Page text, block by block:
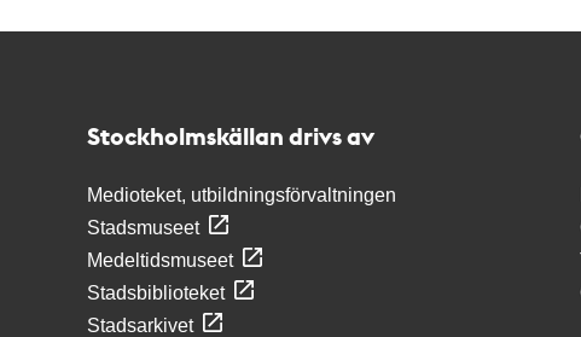
Stockholmskällan drivs av
Medioteket, utbildningsförvaltningen
Stadsmuseet
Medeltidsmuseet
Stadsbiblioteket
Stadsarkivet